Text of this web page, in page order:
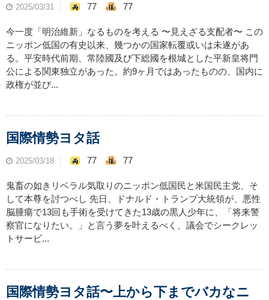
2025/03/31 77 77
今一度「明治維新」なるものを考える 〜見えざる支配者〜 この
ニッポン低国の有史以来、幾つかの国家転覆或いは未遂があ
る。平安時代前期、常陸國及び下総國を根城とした平新皇将門
公による関東独立があった。約9ヶ月ではあったものの、国内に
政権が並び...
国際情勢ヨタ話
2025/03/18 77 77
鬼畜の如きリベラル気取りのニッポン低国民と米国民主党、そ
して本尊を討つべし 先日、ドナルド・トランプ大統領が、悪性
脳腫瘍で13回も手術を受けてきた13歳の黒人少年に、「将来警
察官になりたい。」と言う夢を叶えるべく、議会でシークレッ
トサービ...
国際情勢ヨタ話〜上から下までバカなニ